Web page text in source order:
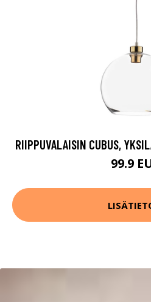
RIIPPUVALAISIN CUBUS,
99.9